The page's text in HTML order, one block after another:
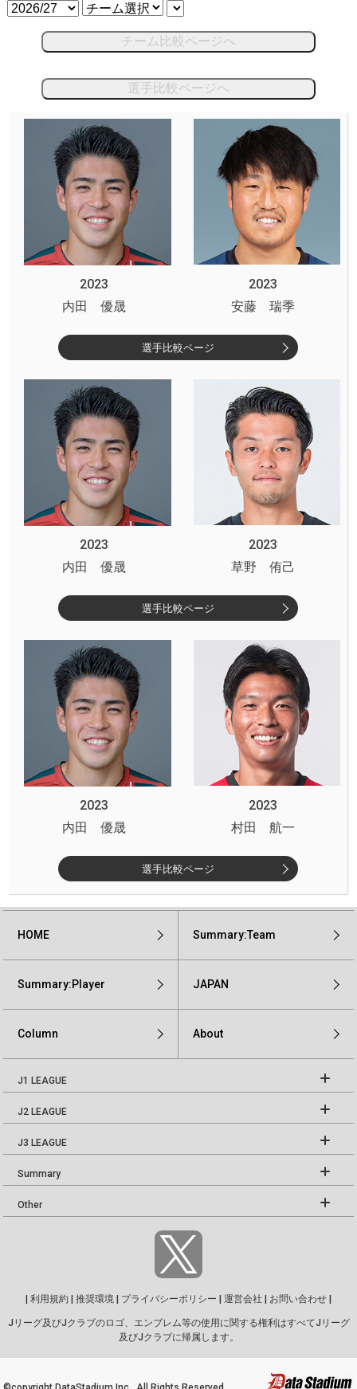
チーム比較ページへ
選手比較ページへ
2023
2023
内田 優晟
安藤 瑞季
選手比較ページ
2023
2023
内田 優晟
草野 侑己
選手比較ページ
2023
2023
内田 優晟
村田 航一
選手比較ページ
HOME Summary:Team
Summary:Player JAPAN
Column About
J1 LEAGUE
J2 LEAGUE
J3 LEAGUE
Summary
Other
利用規約 推奨環境 プライバシーポリシー 運営会社 お問い合わせ
Jリーグ及びJクラブのロゴ、エンブレム等の使用に関する権利はすべてJリーグ
及びJクラブに帰属します。